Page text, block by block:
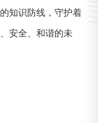
知识防线，守护着
安全、和谐的未